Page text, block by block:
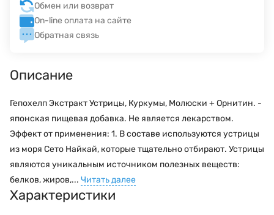
Обмен или возврат
On-line оплата на сайте
Обратная связь
Описание
Гепохелп Экстракт Устрицы, Куркумы, Молюски + Орнитин. -
японская пищевая добавка. Не является лекарством.
Эффект от применения: 1. В составе используются устрицы
из моря Сето Найкай, которые тщательно отбирают. Устрицы
являются уникальным источником полезных веществ:
белков, жиров,... Читать далее
Характеристики